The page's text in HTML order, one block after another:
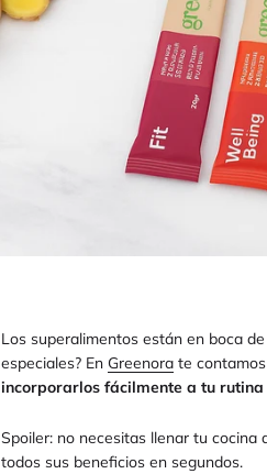
Los superalimentos están en boca
especiales? En Greenora te contamos
incorporarlos fácilmente a tu
Spoiler: no necesitas llenar tu
todos sus beneficios en segundos.